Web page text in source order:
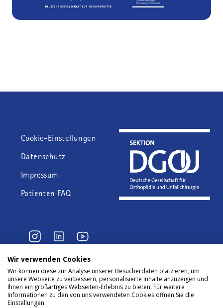
Fußzeile
Cookie-Einstellungen
Datenschutz
Impressum
Patienten FAQ
© 2024 AE - Deutsche
Gesellschaft für Endoprothetik
e.V.
Wir verwenden Cookies
Wir können diese zur Analyse unserer Besucherdaten platzieren, um
unsere Webseite zu verbessern, personalisierte Inhalte anzuzeigen und
Ihnen ein großartiges Webseiten-Erlebnis zu bieten. Für weitere
Informationen zu den von uns verwendeten Cookies öffnen Sie die
Einstellungen.